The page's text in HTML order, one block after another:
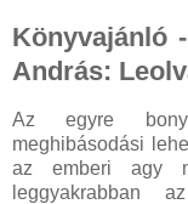
Könyvajánló
András:
Az egyre
meghibásodási
az emberi agy
leggyakrabban